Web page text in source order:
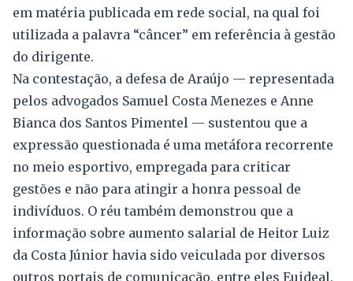
em matéria publicada em rede social, na qual foi
utilizada a palavra “câncer” em referência à gestão
do dirigente.
Na contestação, a defesa de Araújo — representada
pelos advogados Samuel Costa Menezes e Anne
Bianca dos Santos Pimentel — sustentou que a
expressão questionada é uma metáfora recorrente
no meio esportivo, empregada para criticar
gestões e não para atingir a honra pessoal de
indivíduos. O réu também demonstrou que a
informação sobre aumento salarial de Heitor Luiz
da Costa Júnior havia sido veiculada por diversos
outros portais de comunicação, entre eles Euideal,